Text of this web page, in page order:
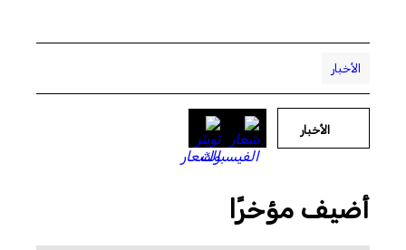
الأخبار
الأخبار
أضيف مؤخرًا